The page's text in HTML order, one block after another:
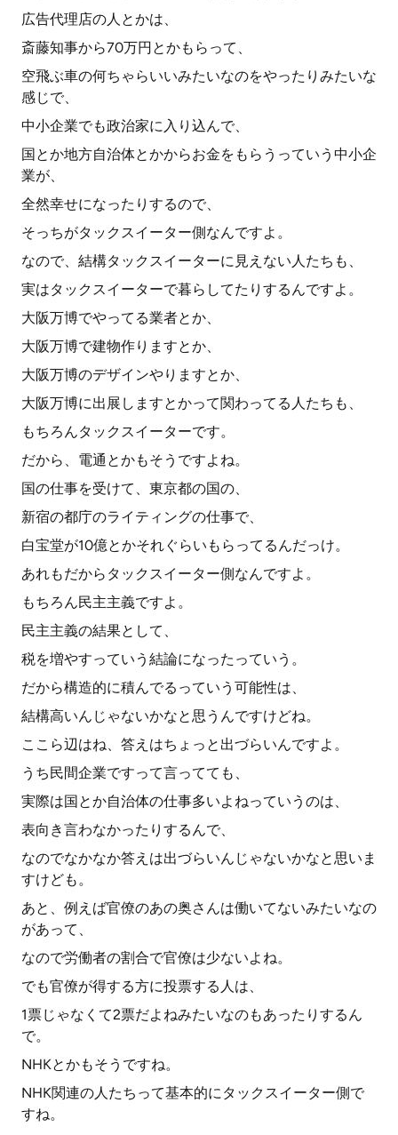
広告代理店の人とかは、
斎藤知事から70万円とかもらって、
空飛ぶ車の何ちゃらいいみたいなのをやったりみたいな
感じで、
中小企業でも政治家に入り込んで、
国とか地方自治体とかからお金をもらうっていう中小企
業が、
全然幸せになったりするので、
そっちがタックスイーター側なんですよ。
なので、結構タックスイーターに見えない人たちも、
実はタックスイーターで暮らしてたりするんですよ。
大阪万博でやってる業者とか、
大阪万博で建物作りますとか、
大阪万博のデザインやりますとか、
大阪万博に出展しますとかって関わってる人たちも、
もちろんタックスイーターです。
だから、電通とかもそうですよね。
国の仕事を受けて、東京都の国の、
新宿の都庁のライティングの仕事で、
白宝堂が10億とかそれぐらいもらってるんだっけ。
あれもだからタックスイーター側なんですよ。
もちろん民主主義ですよ。
民主主義の結果として、
税を増やすっていう結論になったっていう。
だから構造的に積んでるっていう可能性は、
結構高いんじゃないかなと思うんですけどね。
ここら辺はね、答えはちょっと出づらいんですよ。
うち民間企業ですって言ってても、
実際は国とか自治体の仕事多いよねっていうのは、
表向き言わなかったりするんで、
なのでなかなか答えは出づらいんじゃないかなと思いま
すけども。
あと、例えば官僚のあの奥さんは働いてないみたいなの
があって、
なので労働者の割合で官僚は少ないよね。
でも官僚が得する方に投票する人は、
1票じゃなくて2票だよねみたいなのもあったりするん
で。
NHKとかもそうですね。
NHK関連の人たちって基本的にタックスイーター側で
すね。